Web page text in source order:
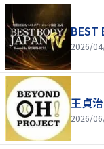
BEST
2026/
王貞
2026/